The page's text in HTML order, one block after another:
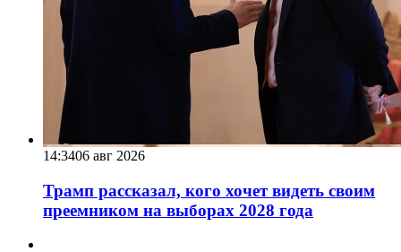
14:3406 авг 2026
Трамп рассказал, кого хочет видеть своим
преемником на выборах 2028 года